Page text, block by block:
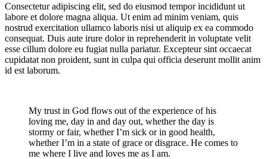
Consectetur adipiscing elit, sed do eiusmod tempor incididunt ut
labore et dolore magna aliqua. Ut enim ad minim veniam, quis
nostrud exercitation ullamco laboris nisi ut aliquip ex ea commodo
consequat. Duis aute irure dolor in reprehenderit in voluptate velit
esse cillum dolore eu fugiat nulla pariatur. Excepteur sint occaecat
cupidatat non proident, sunt in culpa qui officia deserunt mollit anim
id est laborum.
My trust in God flows out of the experience of his
loving me, day in and day out, whether the day is
stormy or fair, whether I’m sick or in good health,
whether I’m in a state of grace or disgrace. He comes to
me where I live and loves me as I am.